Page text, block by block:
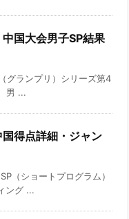
国大会男子SP結果
グランプリ）シリーズ第4
男 ...
得点詳細・ジャン
（ショートプログラム）
ング ...